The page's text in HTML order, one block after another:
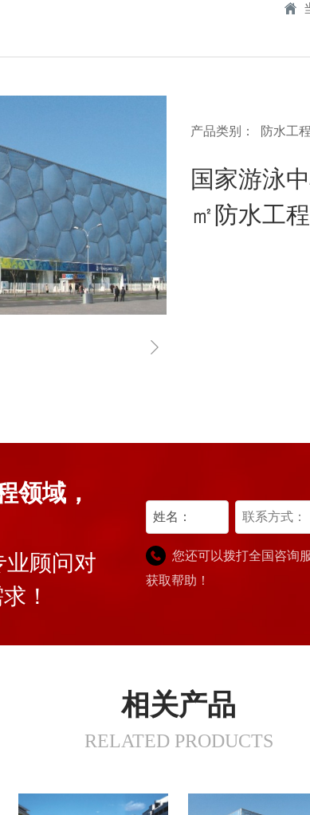
产品类别： 防水工程
国家游泳
㎡防水工程
领域，
业顾问对
！
您还可以拨打全国咨询
获取帮助！
相关产品
RELATED PRODUCTS